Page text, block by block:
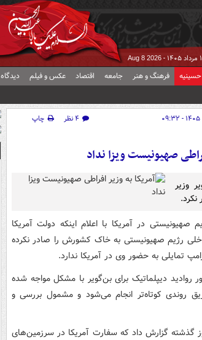
Aug 8 2026
حسینیه فرهنگ و هنر جامعه اقتصاد عکس و فیلم دیدگاه
۴ نظر
چاپ
صهیونیست ویزا نداد
وزیر
نکرد.
رژیم صهیونیستی در آمریکا با اعلام اینکه دولت آمریکا
رژیم صهیونیستی به خاک کشورش را صادر نکرده
تمایلی به حضور وی در آمریکا ندارد.
روادید دیپلماتیک برای بن‌گویر با مشکل مواجه شده
روندی کوتاه‌تر انجام می‌شود و مشمول بررسی و
گذشته گزارش داد که سفارت آمریکا در سرزمین‌های